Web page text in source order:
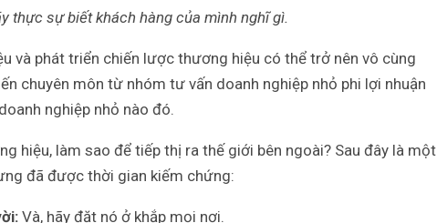
thực sự biết khách hàng của mình nghĩ gì.
và phát triển chiến lược thương hiệu có thể trở nên vô cùng
chuyên môn từ nhóm tư vấn doanh nghiệp nhỏ phi lợi nhuận
nghiệp nhỏ nào đó.
hiệu, làm sao để tiếp thị ra thế giới bên ngoài? Sau đây là một
đã được thời gian kiếm chứng:
Và, hãy đặt nó ở khắp mọi nơi.